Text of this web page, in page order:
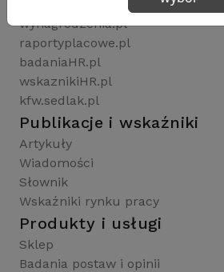
wynagrodzenia.pl
raportyplacowe.pl
badaniaHR.pl
wskaznikiHR.pl
kfw.sedlak.pl
Publikacje i wskaźniki
Artykuły
Wiadomości
Słownik
Wskaźniki rynku pracy
Produkty i usługi
Sklep
Badania postaw i opinii